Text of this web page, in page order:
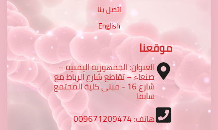
اتصل بنا
English
موقعنا
العنوان: الجمهورية اليمنية –
صنعاء – تقاطع شارع الرباط مع
شارع 16 - مبنى كلية المجتمع
سابقا
هاتف:009671209474